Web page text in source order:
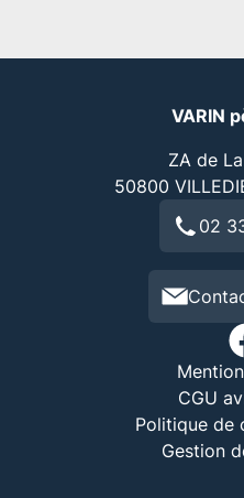
VARIN
ZA de
50800
02
CGU
Politique de
Gestion